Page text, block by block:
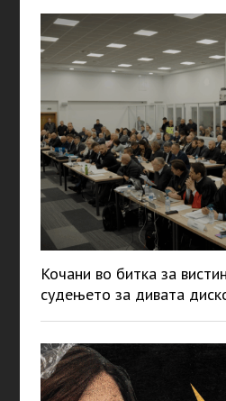
Кочани во битка за
судењето за дивата